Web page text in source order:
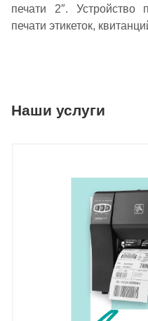
печати 2″. Устройство
печати этикеток,
Наши услуги